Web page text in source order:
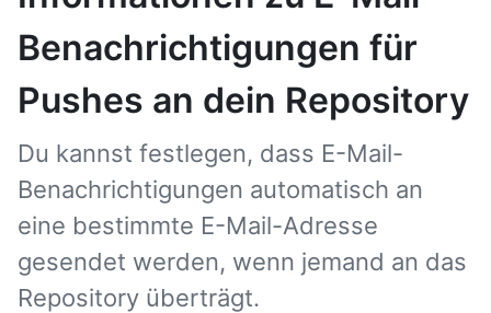
Benachrichtigungen für
Pushes an dein Repository
Du kannst festlegen, dass E-Mail-
Benachrichtigungen automatisch an
eine bestimmte E-Mail-Adresse
gesendet werden, wenn jemand an das
Repository überträgt.